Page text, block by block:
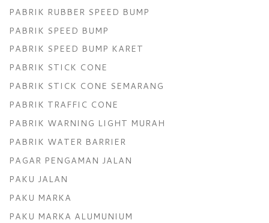
PABRIK RUBBER SPEED BUMP
PABRIK SPEED BUMP
PABRIK SPEED BUMP KARET
PABRIK STICK CONE
PABRIK STICK CONE SEMARANG
PABRIK TRAFFIC CONE
PABRIK WARNING LIGHT MURAH
PABRIK WATER BARRIER
PAGAR PENGAMAN JALAN
PAKU JALAN
PAKU MARKA
PAKU MARKA ALUMUNIUM